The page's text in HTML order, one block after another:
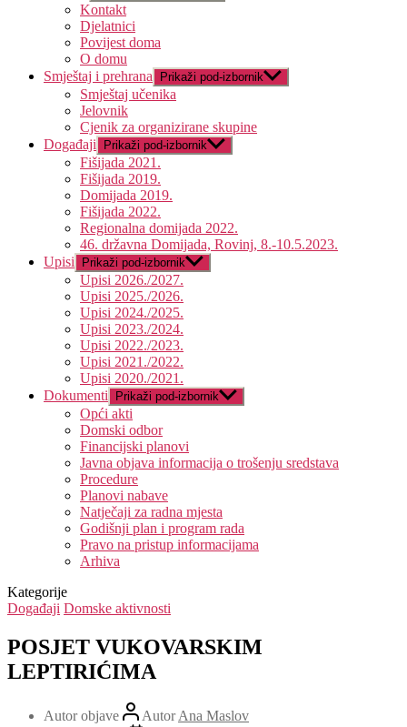
Kontakt
Djelatnici
Povijest doma
O domu
Smještaj i prehrana
Prikaži pod-izbornik
Smještaj učenika
Jelovnik
Cjenik za organizirane skupine
Događaji
Prikaži pod-izbornik
Fišijada 2021.
Fišijada 2019.
Domijada 2019.
Fišijada 2022.
Regionalna domijada 2022.
46. državna Domijada, Rovinj, 8.-10.5.2023.
Upisi
Prikaži pod-izbornik
Upisi 2026./2027.
Upisi 2025./2026.
Upisi 2024./2025.
Upisi 2023./2024.
Upisi 2022./2023.
Upisi 2021./2022.
Upisi 2020./2021.
Dokumenti
Prikaži pod-izbornik
Opći akti
Domski odbor
Financijski planovi
Javna objava informacija o trošenju sredstava
Procedure
Planovi nabave
Natječaji za radna mjesta
Godišnji plan i program rada
Pravo na pristup informacijama
Arhiva
Kategorije
Događaji Domske aktivnosti
POSJET VUKOVARSKIM
LEPTIRIĆIMA
Autor objave AutorAna Maslov